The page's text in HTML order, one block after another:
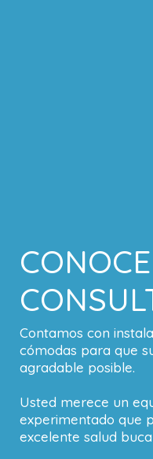
Contamos con
cómodas para que
agradable posible.
Usted merece un
experimentado que
excelente salud